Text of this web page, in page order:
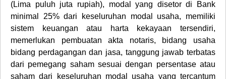
(Lima puluh juta rupiah), modal yang disetor di Bank
minimal 25% dari keseluruhan modal usaha, memiliki
sistem keuangan atau harta kekayaan tersendiri,
memerlukan pembuatan akta notaris, bidang usaha
bidang perdagangan dan jasa, tanggung jawab terbatas
dari pemegang saham sesuai dengan persentase atau
saham dari keseluruhan modal usaha yang tercantum